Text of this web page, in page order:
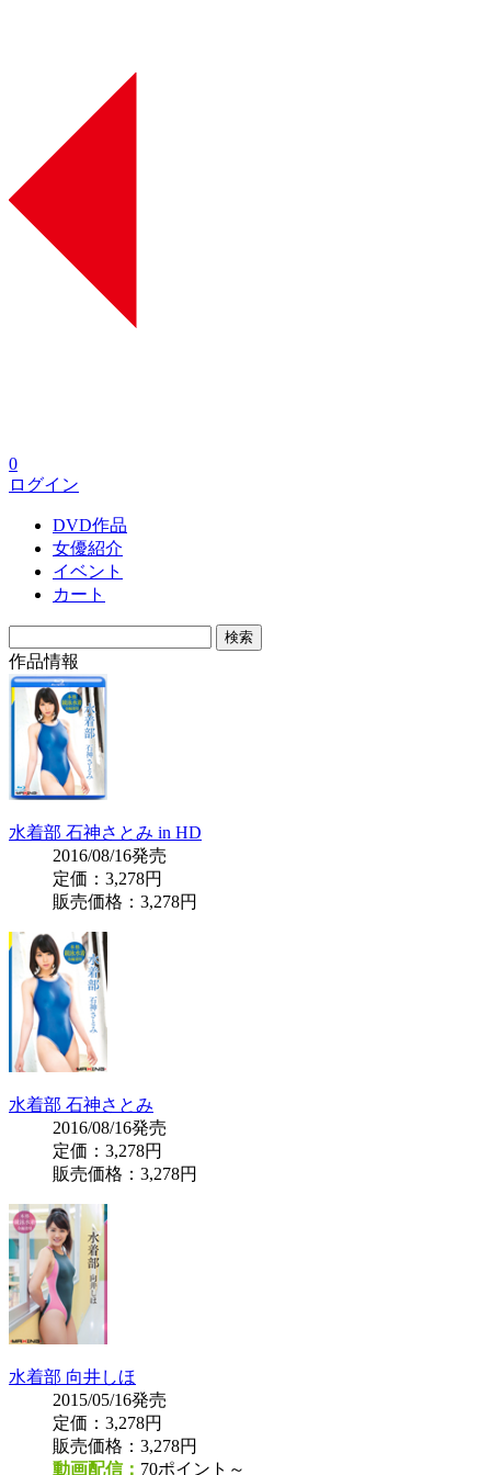
0
ログイン
DVD作品
女優紹介
イベント
カート
作品情報
水着部 石神さとみ in HD
2016/08/16発売
定価：3,278円
販売価格： 3,278円
水着部 石神さとみ
2016/08/16発売
定価：3,278円
販売価格： 3,278円
水着部 向井しほ
2015/05/16発売
定価：3,278円
販売価格： 3,278円
動画配信： 70ポイント～